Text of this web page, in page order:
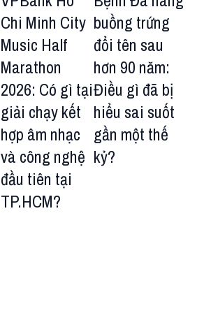
Chi Minh City
Music Half
Marathon
2026: Có gì tại
giải chạy kết
hợp âm nhạc
và công nghệ
đầu tiên tại
TP.HCM?
buồng trứng
đổi tên sau
hơn 90 năm:
Điều gì đã bị
hiểu sai suốt
gần một thế
kỷ?